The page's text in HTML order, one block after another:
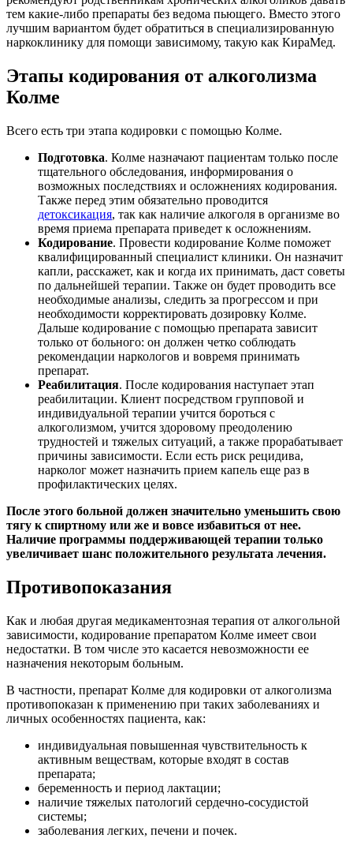
тем какие-либо препараты без ведома пьющего. Вместо этого
лучшим вариантом будет обратиться в специализированную
наркоклинику для помощи зависимому, такую как КираМед.
Этапы кодирования от алкоголизма
Колме
Всего есть три этапа кодировки с помощью Колме.
Подготовка. Колме назначают пациентам только после
тщательного обследования, информирования о
возможных последствиях и осложнениях кодирования.
Также перед этим обязательно проводится
детоксикация, так как наличие алкоголя в организме во
время приема препарата приведет к осложнениям.
Кодирование. Провести кодирование Колме поможет
квалифицированный специалист клиники. Он назначит
капли, расскажет, как и когда их принимать, даст советы
по дальнейшей терапии. Также он будет проводить все
необходимые анализы, следить за прогрессом и при
необходимости корректировать дозировку Колме.
Дальше кодирование с помощью препарата зависит
только от больного: он должен четко соблюдать
рекомендации наркологов и вовремя принимать
препарат.
Реабилитация. После кодирования наступает этап
реабилитации. Клиент посредством групповой и
индивидуальной терапии учится бороться с
алкоголизмом, учится здоровому преодолению
трудностей и тяжелых ситуаций, а также прорабатывает
причины зависимости. Если есть риск рецидива,
нарколог может назначить прием капель еще раз в
профилактических целях.
После этого больной должен значительно уменьшить свою
тягу к спиртному или же и вовсе избавиться от нее.
Наличие программы поддерживающей терапии только
увеличивает шанс положительного результата лечения.
Противопоказания
Как и любая другая медикаментозная терапия от алкогольной
зависимости, кодирование препаратом Колме имеет свои
недостатки. В том числе это касается невозможности ее
назначения некоторым больным.
В частности, препарат Колме для кодировки от алкоголизма
противопоказан к применению при таких заболеваниях и
личных особенностях пациента, как:
индивидуальная повышенная чувствительность к
активным веществам, которые входят в состав
препарата;
беременность и период лактации;
наличие тяжелых патологий сердечно-сосудистой
системы;
заболевания легких, печени и почек.